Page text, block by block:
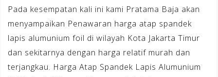
Pada kesempatan kali ini kami Pratama Baja akan
menyampaikan Penawaran harga atap spandek
lapis alumunium foil di wilayah Kota Jakarta Timur
dan sekitarnya dengan harga relatif murah dan
terjangkau. Harga Atap Spandek Lapis Alumunium